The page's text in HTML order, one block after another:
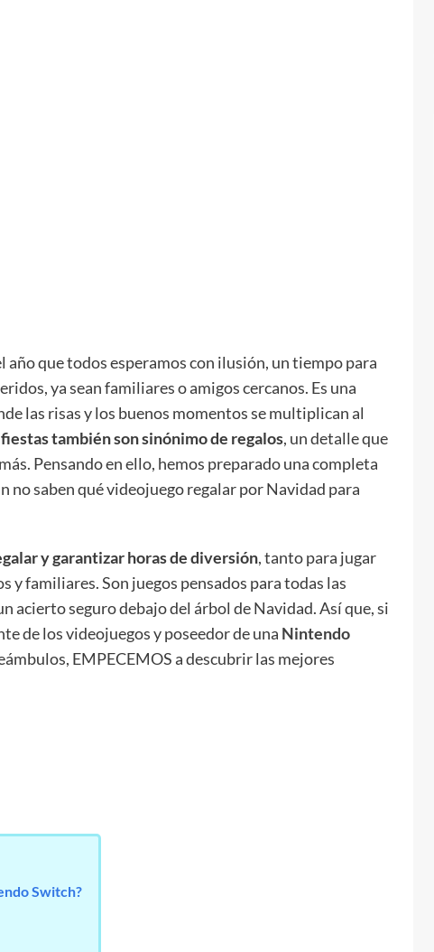
año que todos esperamos con ilusión, un tiempo para
ya sean familiares o amigos cercanos. Es una
las risas y los buenos momentos se multiplican al
también son sinónimo de regalos, un detalle que
Pensando en ello, hemos preparado una completa
no saben qué videojuego regalar por Navidad para
y garantizar horas de diversión, tanto para jugar
y familiares. Son juegos pensados para todas las
acierto seguro debajo del árbol de Navidad. Así que, si
de los videojuegos y poseedor de una Nintendo
EMPECEMOS a descubrir las mejores
Switch?